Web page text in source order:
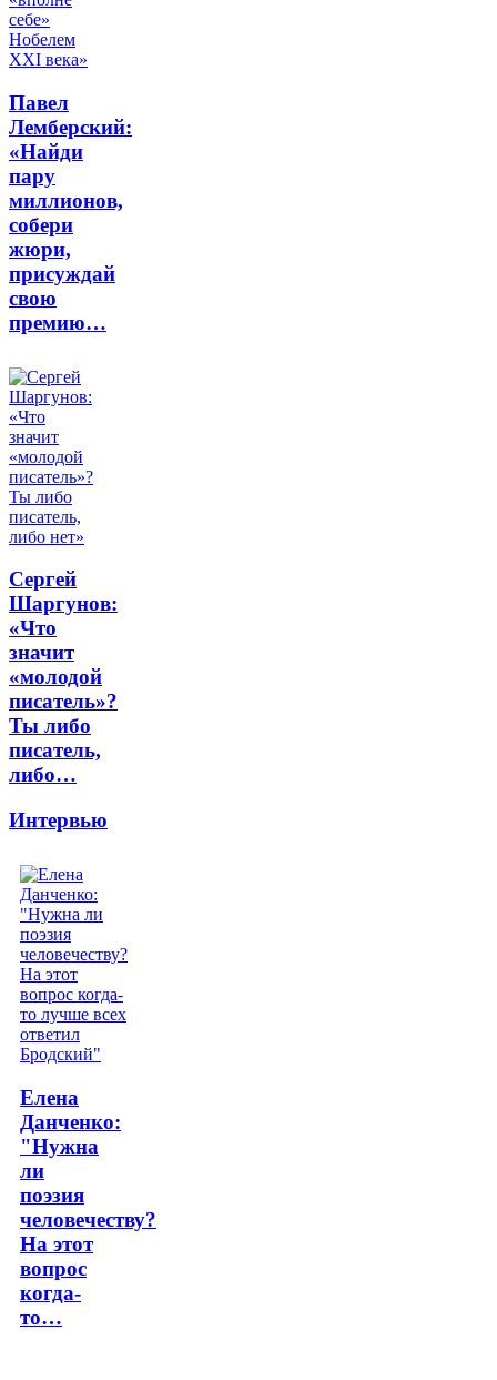
Павел
Лемберский:
«Найди
пару
миллионов,
собери
жюри,
присуждай
свою
премию…
Сергей
Шаргунов:
«Что
значит
«молодой
писатель»?
Ты либо
писатель,
либо…
Интервью
Елена
Данченко:
"Нужна
ли
поэзия
человечеству?
На этот
вопрос
когда-
то…